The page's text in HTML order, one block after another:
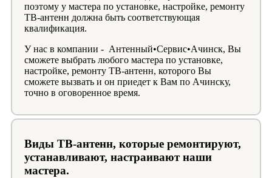
поэтому у мастера по установке, настройке, ремонту
ТВ-антенн должна быть соответствующая
квалификация.
У нас в компании - Антенный•Сервис•Ачинск, Вы
сможете выбрать любого мастера по установке,
настройке, ремонту ТВ-антенн, которого Вы
сможете вызвать и он приедет к Вам по Ачинску,
точно в оговоренное время.
Виды ТВ-антенн, которые ремонтируют,
устанавливают, настраивают наши
мастера.